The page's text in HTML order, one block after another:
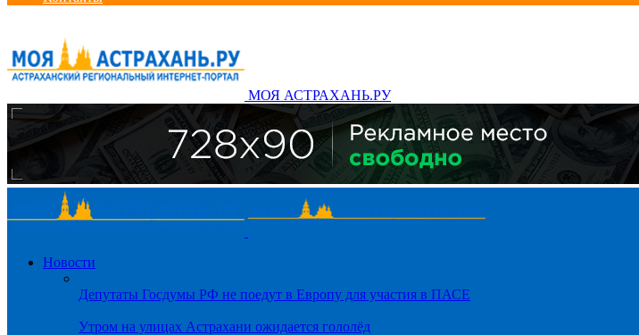
МОЯ АСТРАХАНЬ.РУ
Новости
Депутаты Госдумы РФ не поедут в Европу для участия в ПАСЕ
Утром на улицах Астрахани ожидается гололёд